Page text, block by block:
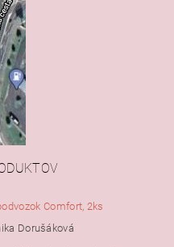
Comfort, 2ks
Dorušáková